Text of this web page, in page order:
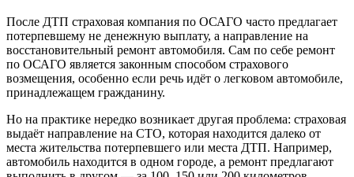
После ДТП страховая компания по ОСАГО часто предлагает
потерпевшему не денежную выплату, а направление на
восстановительный ремонт автомобиля. Сам по себе ремонт
по ОСАГО является законным способом страхового
возмещения, особенно если речь идёт о легковом автомобиле,
принадлежащем гражданину.
Но на практике нередко возникает другая проблема: страховая
выдаёт направление на СТО, которая находится далеко от
места жительства потерпевшего или места ДТП. Например,
автомобиль находится в одном городе, а ремонт предлагают